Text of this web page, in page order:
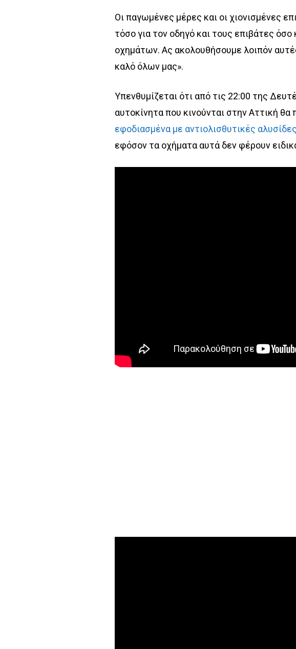
Οι παγωμένες μέρες και οι χιονισμένες
τόσο για τον οδηγό και τους επιβάτες
οχημάτων. Ας ακολουθήσουμε λοιπόν
καλό όλων μας».
Υπενθυμίζεται ότι από τις 22:00 της
αυτοκίνητα που κινούνται στην Αττική θα
εφοδιασμένα με αντιολισθυτικές αλυσίδες
εφόσον τα οχήματα αυτά δεν φέρουν